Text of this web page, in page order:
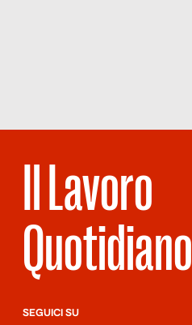
Il Lavoro
Quotidiano
SEGUICI SU